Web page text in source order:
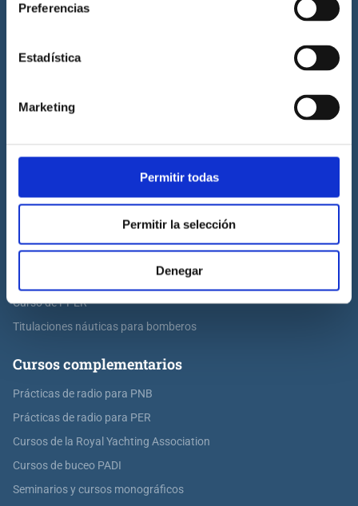
Preferencias
Estadística
Marketing
Permitir todas
Permitir la selección
Denegar
Prácticas de habilitación a vela
Titulaciones náuticas
Curso de Licencia de Navegación
Curso de PNB
Curso de Patrón de Yate
Curso de PPER
Titulaciones náuticas para bomberos
Cursos complementarios
Prácticas de radio para PNB
Prácticas de radio para PER
Cursos de la Royal Yachting Association
Cursos de buceo PADI
Seminarios y cursos monográficos